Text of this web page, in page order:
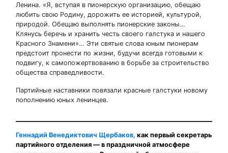
Ленина. «Я, вступая в пионерскую организацию, обещаю
любить свою Родину, дорожить ее историей, культурой,
природой. Обещаю выполнять пионерские законы…
Клянусь беречь и хранить честь своего галстука и нашего
Красного Знамени»… Эти святые слова юным пионерам
предстоит пронести по жизни, будучи всегда готовыми к
подвигу, к самопожертвованию в борьбе за строительство
общества справедливости.
Партийные наставники повязали красные галстуки новому
пополнению юных ленинцев.
Геннадий Венедиктович Щербаков, как первый секретарь
партийного отделения — в праздничной атмосфере